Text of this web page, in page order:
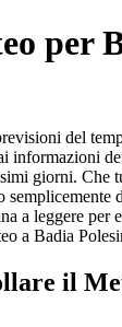
per
del
informazioni
giorni. Che
semplicemente
a leggere per
a Badia
il